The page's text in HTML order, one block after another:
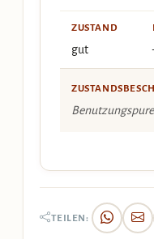
ZUSTAND
gut
TEILEN: